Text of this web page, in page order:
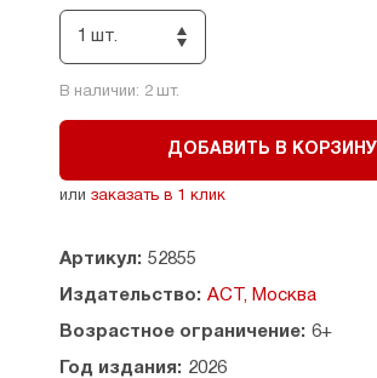
1 шт.
В наличии: 2шт.
ДОБАВИТЬ В КОРЗИНУ
или заказать в 1 клик
Артикул: 52855
Издательство: АСТ, Москва
Возрастное ограничение: 6+
Год издания: 2026